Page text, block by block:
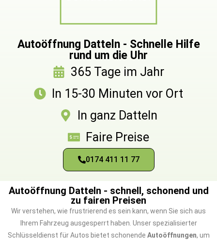
Autoöffnung Datteln - Schnelle Hilfe
rund um die Uhr
365 Tage im Jahr
In 15-30 Minuten vor Ort
In ganz Datteln
Faire Preise
0174 411 11 77
Autoöffnung Datteln - schnell, schonend und
zu fairen Preisen
Wir verstehen, wie frustrierend es sein kann, wenn Sie sich aus
Ihrem Fahrzeug ausgesperrt haben. Unser spezialisierter
Schlüsseldienst für Autos bietet schonende Autoöffnungen, um